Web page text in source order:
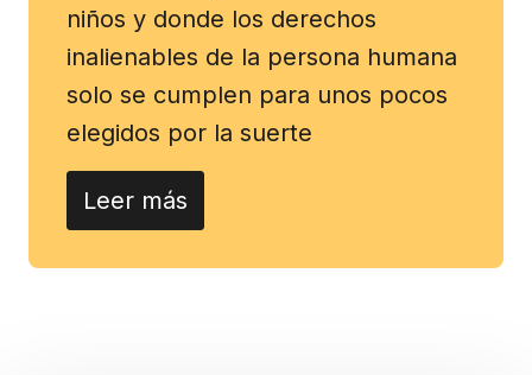
niños y donde los derechos
inalienables de la persona humana
solo se cumplen para unos pocos
elegidos por la suerte
Leer más